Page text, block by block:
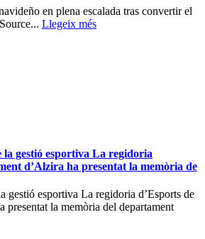
en plena escalada tras convertir el
Llegeix més
la gestió esportiva La regidoria
d’Alzira ha presentat la memòria de
gestió esportiva La regidoria d’Esports de
presentat la memòria del departament